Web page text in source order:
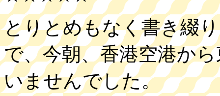
とりとめもなく書き綴
で、今朝、香港空港か
いませんでした。